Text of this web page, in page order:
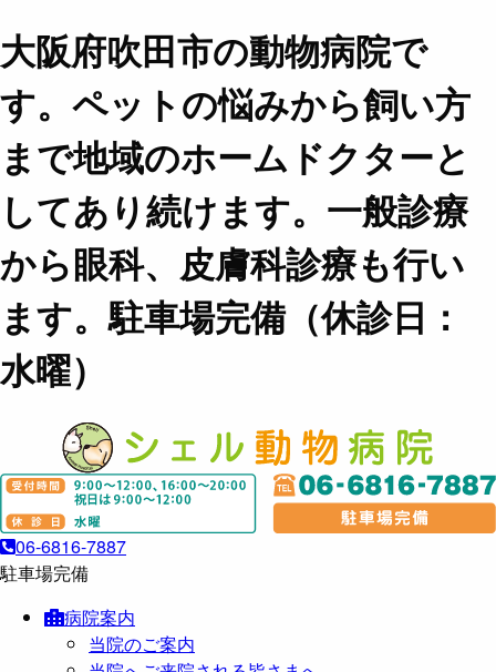
大阪府吹田市の動物病院で
す。ペットの悩みから飼い方
まで地域のホームドクターと
してあり続けます。一般診療
から眼科、皮膚科診療も行い
ます。駐車場完備（休診日：
水曜）
06-6816-7887
駐車場完備
病院案内
当院のご案内